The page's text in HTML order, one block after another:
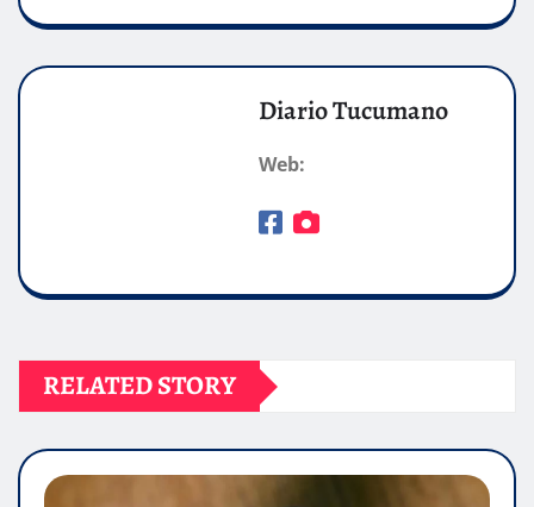
Diario Tucumano
Web:
RELATED STORY